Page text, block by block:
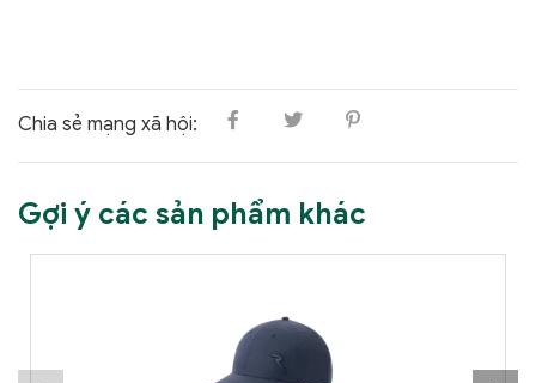
Chia sẻ mạng xã hội:
Gợi ý các sản phẩm khác